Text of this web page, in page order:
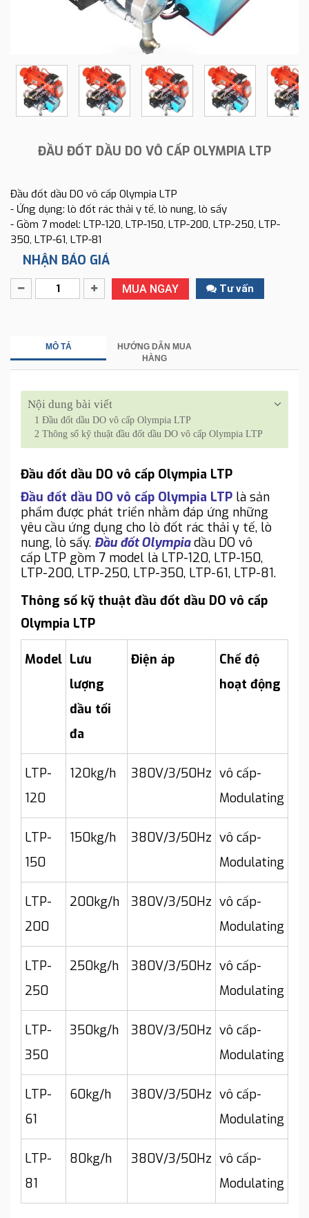
ĐẦU ĐỐT DẦU DO VÔ CẤP OLYMPIA LTP
Đầu đốt dầu DO vô cấp Olympia LTP
- Ứng dụng: lò đốt rác thải y tế, lò nung, lò sấy
- Gồm 7 model: LTP-120, LTP-150, LTP-200, LTP-250, LTP-
350, LTP-61, LTP-81
NHẬN BÁO GIÁ
MUA NGAY Tư vấn
MÔ TẢ
HƯỚNG DẪN MUA
HÀNG
Nội dung bài viết
1 Đầu đốt dầu DO vô cấp Olympia LTP
2 Thông số kỹ thuật đầu đốt dầu DO vô cấp Olympia LTP
Đầu đốt dầu DO vô cấp Olympia LTP
Đầu đốt dầu DO vô cấp Olympia LTP là sản
phẩm được phát triển nhằm đáp ứng những
yêu cầu ứng dụng cho lò đốt rác thải y tế, lò
nung, lò sấy. Đầu đốt Olympiadầu DO vô
cấp LTP gồm 7 model là LTP-120, LTP-150,
LTP-200, LTP-250, LTP-350, LTP-61, LTP-81.
Thông số kỹ thuật đầu đốt dầu DO vô cấp
Olympia LTP
Model Lưu
lượng
dầu tối
đa
Điện áp
Chế độ
hoạt động
LTP-
120
120kg/h 380V/3/50Hz vô cấp-
Modulating
LTP-
150
150kg/h 380V/3/50Hz vô cấp-
Modulating
LTP-
200
200kg/h 380V/3/50Hz vô cấp-
Modulating
LTP-
250
250kg/h 380V/3/50Hz vô cấp-
Modulating
LTP-
350
350kg/h 380V/3/50Hz vô cấp-
Modulating
LTP-
61
60kg/h 380V/3/50Hz vô cấp-
Modulating
LTP-
81
80kg/h 380V/3/50Hz vô cấp-
Modulating